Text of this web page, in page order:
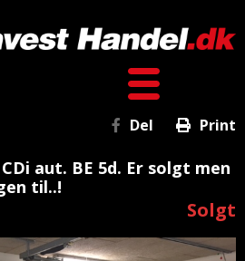
Del Print
aut. BE 5d. Er solgt men
til..!
Solgt